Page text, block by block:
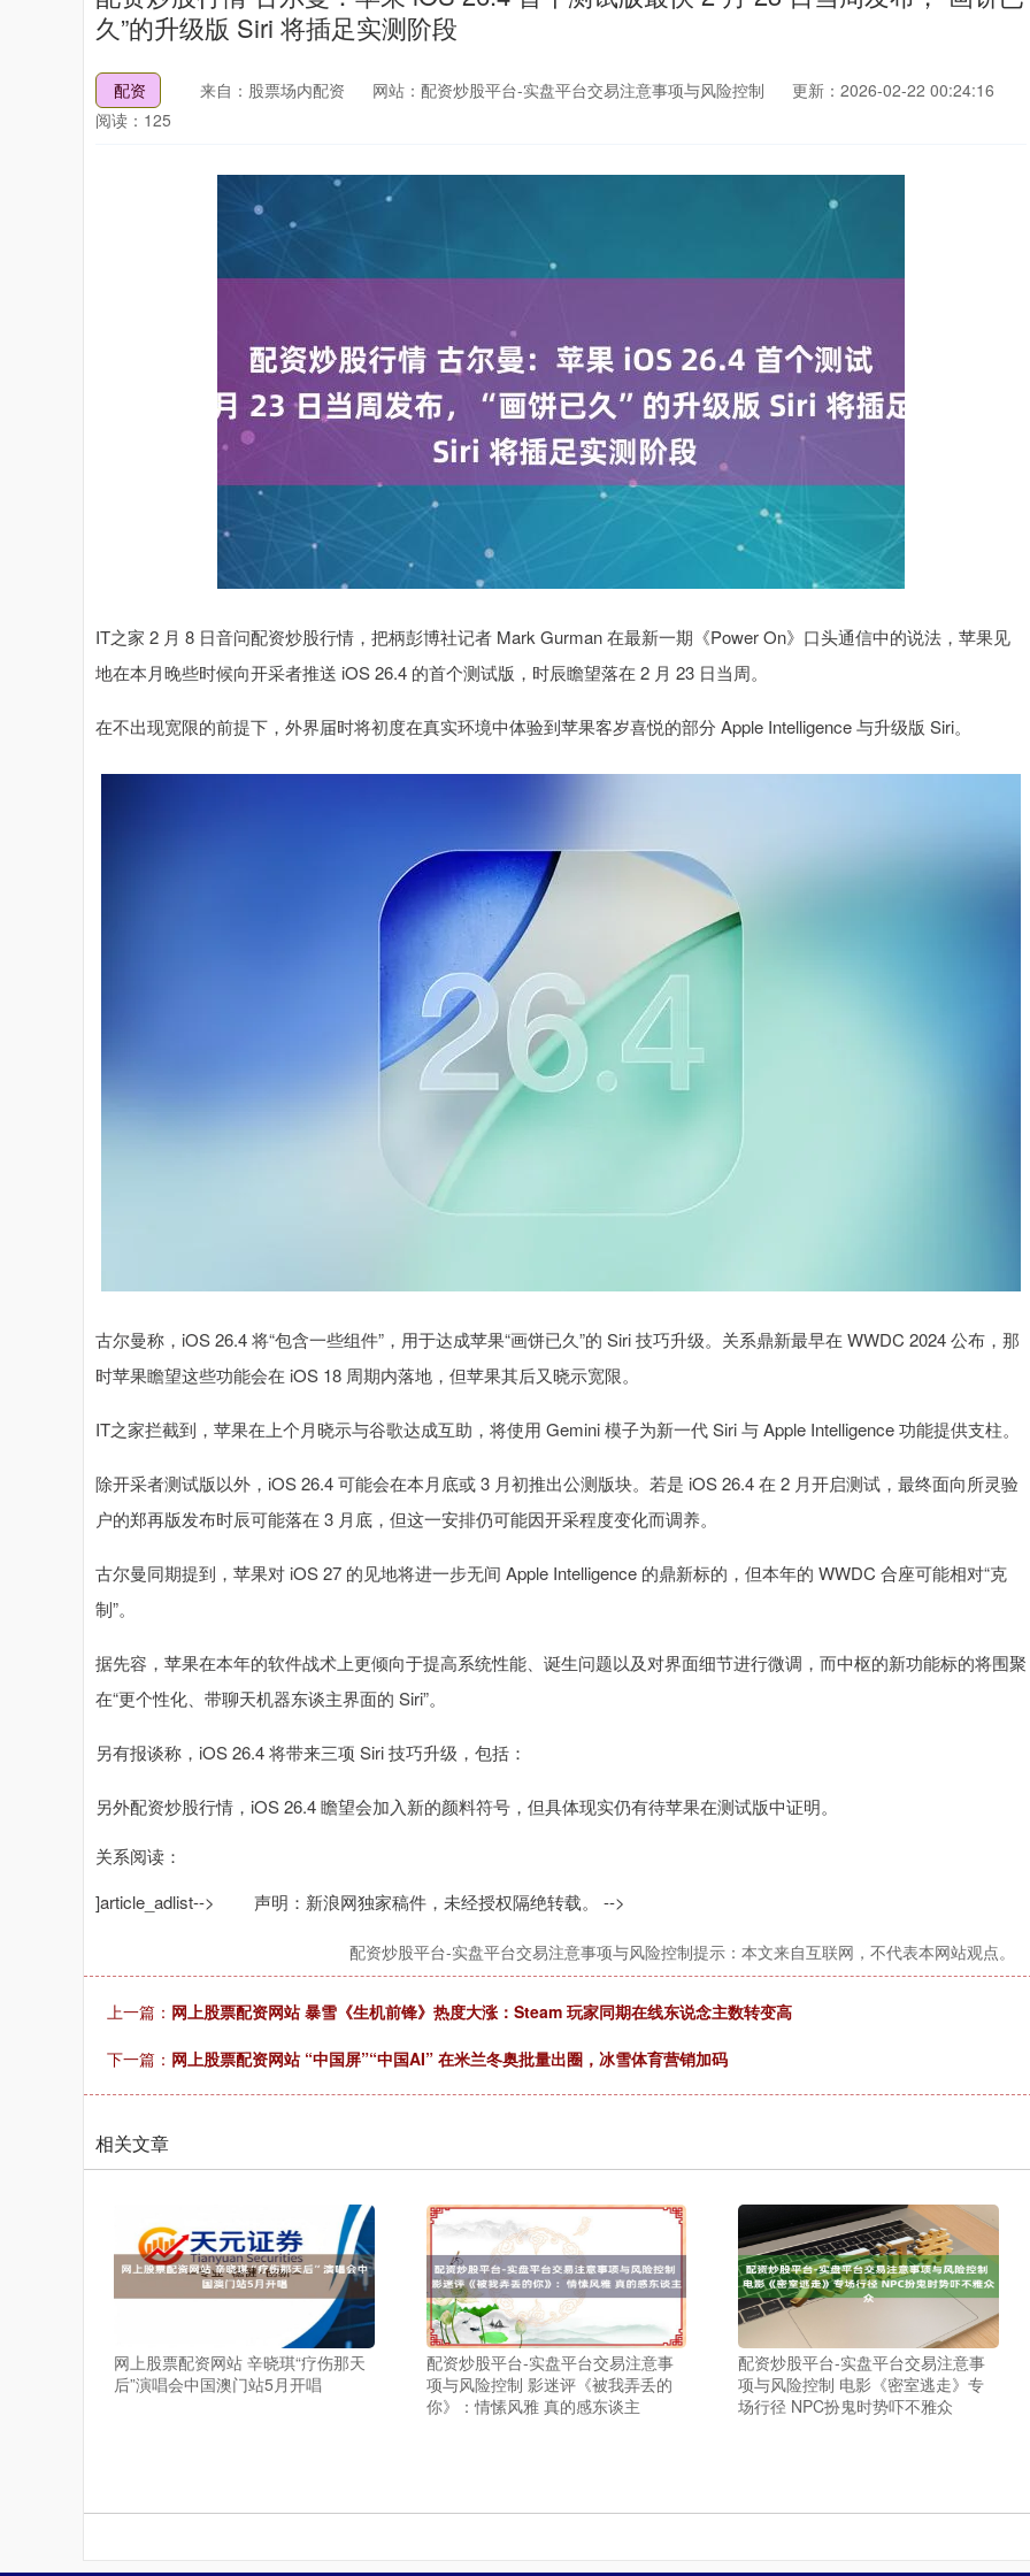
久”的升级版 Siri 将插足实测阶段
配资 来自：股票场内配资 网站：配资炒股平台-实盘平台交易注意事项与风险控制
更新：2026-02-22 00:24:16
阅读：125
IT之家 2 月 8 日音问配资炒股行情，把柄彭博社记者 Mark Gurman 在最新一期《Power On》口头通信中的说法，苹果见
地在本月晚些时候向开采者推送 iOS 26.4 的首个测试版，时辰瞻望落在 2 月 23 日当周。
在不出现宽限的前提下，外界届时将初度在真实环境中体验到苹果客岁喜悦的部分 Apple Intelligence 与升级版 Siri。
古尔曼称，iOS 26.4 将“包含一些组件”，用于达成苹果“画饼已久”的 Siri 技巧升级。关系鼎新最早在 WWDC 2024 公布，那
时苹果瞻望这些功能会在 iOS 18 周期内落地，但苹果其后又晓示宽限。
IT之家拦截到，苹果在上个月晓示与谷歌达成互助，将使用 Gemini 模子为新一代 Siri 与 Apple Intelligence 功能提供支柱。
除开采者测试版以外，iOS 26.4 可能会在本月底或 3 月初推出公测版块。若是 iOS 26.4 在 2 月开启测试，最终面向所灵验
户的郑再版发布时辰可能落在 3 月底，但这一安排仍可能因开采程度变化而调养。
古尔曼同期提到，苹果对 iOS 27 的见地将进一步无间 Apple Intelligence 的鼎新标的，但本年的 WWDC 合座可能相对“克
制”。
据先容，苹果在本年的软件战术上更倾向于提高系统性能、诞生问题以及对界面细节进行微调，而中枢的新功能标的将围聚
在“更个性化、带聊天机器东谈主界面的 Siri”。
另有报谈称，iOS 26.4 将带来三项 Siri 技巧升级，包括：
另外配资炒股行情，iOS 26.4 瞻望会加入新的颜料符号，但具体现实仍有待苹果在测试版中证明。
关系阅读：
]article_adlist--> 声明：新浪网独家稿件，未经授权隔绝转载。 -->
配资炒股平台-实盘平台交易注意事项与风险控制提示：本文来自互联网，不代表本网站观点。
上一篇： 网上股票配资网站 暴雪《生机前锋》热度大涨：Steam 玩家同期在线东说念主数转变高
下一篇： 网上股票配资网站 “中国屏”“中国AI” 在米兰冬奥批量出圈，冰雪体育营销加码
相关文章
网上股票配资网站 辛晓琪“疗伤那天
后”演唱会中国澳门站5月开唱
配资炒股平台-实盘平台交易注意事
项与风险控制 影迷评《被我弄丢的
你》：情愫风雅 真的感东谈主
配资炒股平台-实盘平台交易注意事
项与风险控制 电影《密室逃走》专
场行径 NPC扮鬼时势吓不雅众